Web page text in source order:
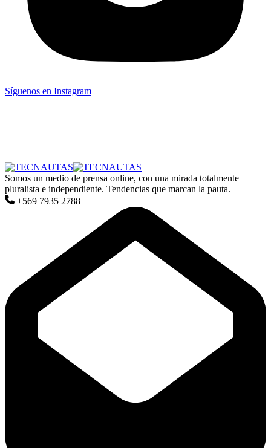
Síguenos en Instagram
Somos un medio de prensa online, con una mirada totalmente
pluralista e independiente. Tendencias que marcan la pauta.
+569 7935 2788